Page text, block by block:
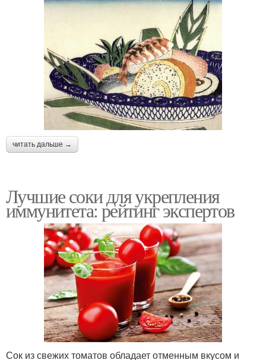
читать дальше →
Лучшие соки для укрепления
иммунитета: рейтинг экспертов
Сок из свежих томатов обладает отменным вкусом и